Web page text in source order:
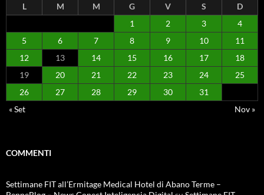
L M M G V S
D
1
2 3
4
5
6 7 8 9 10
11
12
13 14 15 16 17
18
19
20 21 22 23 24
25
26
27 28 29 30
31
« Set
Nov »
COMMENTI
Settimane FIT all’Ermitage Medical Hotel di Abano Terme –